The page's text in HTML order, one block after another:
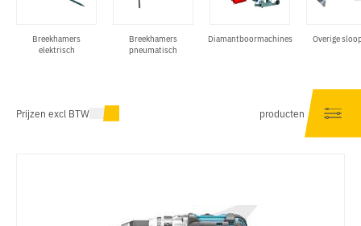
Breekhamers
elektrisch
Breekhamers
pneumatisch
Diamantboormachines Overige
producten
Prijzen excl BTW